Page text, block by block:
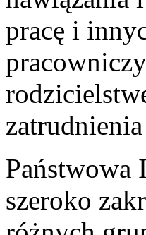
pracę i
Państwowa
szeroko